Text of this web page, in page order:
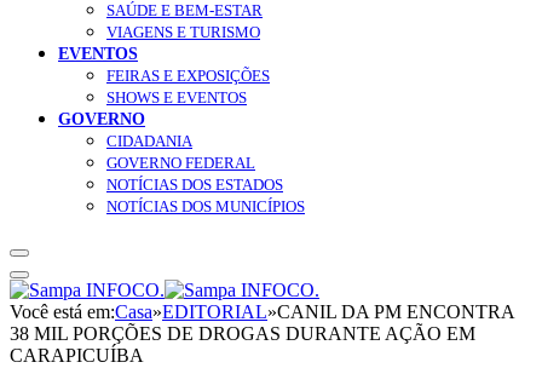
SAÚDE E BEM-ESTAR
VIAGENS E TURISMO
EVENTOS
FEIRAS E EXPOSIÇÕES
SHOWS E EVENTOS
GOVERNO
CIDADANIA
GOVERNO FEDERAL
NOTÍCIAS DOS ESTADOS
NOTÍCIAS DOS MUNICÍPIOS
Você está em:Casa»EDITORIAL»CANIL DA PM ENCONTRA
38 MIL PORÇÕES DE DROGAS DURANTE AÇÃO EM
CARAPICUÍBA